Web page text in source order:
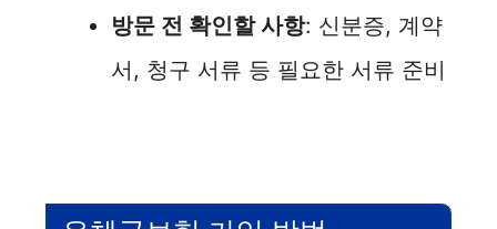
방문 전 확인할 사항: 신분증, 계약
서, 청구 서류 등 필요한 서류 준비